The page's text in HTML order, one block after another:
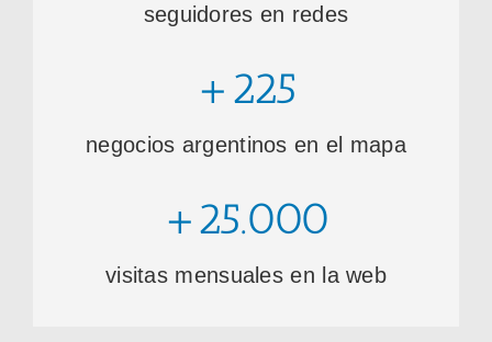
seguidores en redes
+225
negocios argentinos en el mapa
+25.000
visitas mensuales en la web